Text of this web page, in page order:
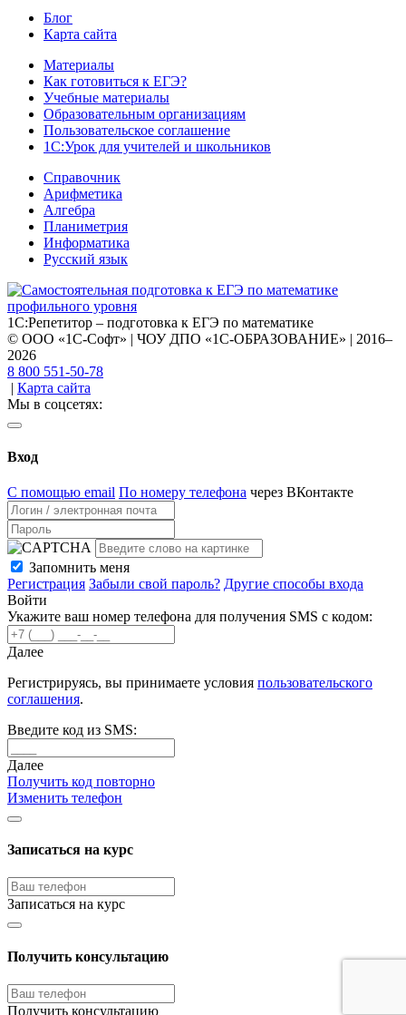
Блог
Карта сайта
Материалы
Как готовиться к ЕГЭ?
Учебные материалы
Образовательным организациям
Пользовательское соглашение
1С:Урок для учителей и школьников
Справочник
Арифметика
Алгебра
Планиметрия
Информатика
Русский язык
1С:Репетитор – подготовка к ЕГЭ по математике
© ООО «1С-Софт» | ЧОУ ДПО «1С-ОБРАЗОВАНИЕ» | 2016–
2026
8 800 551-50-78
| Карта сайта
Мы в соцсетях:
Вход
С помощью email По номеру телефона через ВКонтакте
Запомнить меня
Регистрация Забыли свой пароль? Другие способы входа
Войти
Укажите ваш номер телефона для получения SMS с кодом:
Далее
Регистрируясь, вы принимаете условия пользовательского
соглашения.
Введите код из SMS:
Далее
Получить код повторно
Изменить телефон
Записаться на курс
Записаться на курс
Получить консультацию
Получить консультацию